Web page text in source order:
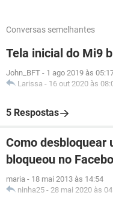
Conversas semelhantes
Tela inicial do Mi9
John_BFT - 1 ago 2019 às
Larissa - 16 out 2020 às
5 Respostas
Como desbloquear
bloqueou no
maria - 18 mai 2013 às 14:54
ninha25 - 28 mai 2020 às